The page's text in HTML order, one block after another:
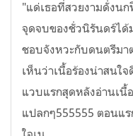
"แด่เธอที่สวยงามดั่งน
จุดจบของชั่วนิรันดร์ได้
ชอบจังหวะกับดนตรีมา
เห็นว่าเนื้อร้องน่าสนใ
แวบแรกสุดหลังอ่านเนื้
แปลกๆ555555 ตอนแ